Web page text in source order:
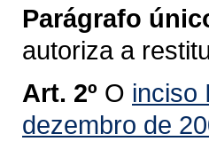
Parágrafo
autoriza a
Art. 2º O inciso
dezembro de